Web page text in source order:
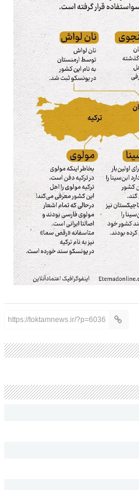
https://toktamnews.ir/?p=6036